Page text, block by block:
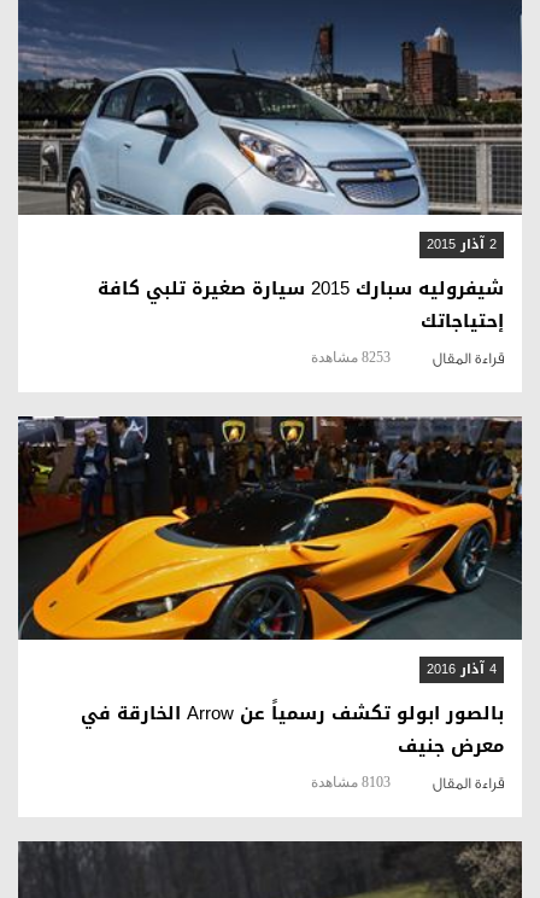
قراءة المقال
2 آذار 2015
شيفروليه سبارك 2015 سيارة صغيرة تلبي كافة
إحتياجاتك
قراءة المقال 8253 مشاهدة
قراءة المقال
4 آذار 2016
بالصور ابولو تكشف رسمياً عن Arrow الخارقة في
معرض جنيف
قراءة المقال 8103 مشاهدة